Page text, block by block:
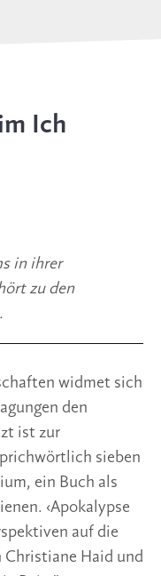
Ich
in ihrer
zu den
widmet sich
den
ist zur
sieben
ein Buch als
‹Apokalypse
auf die
Christiane Haid und